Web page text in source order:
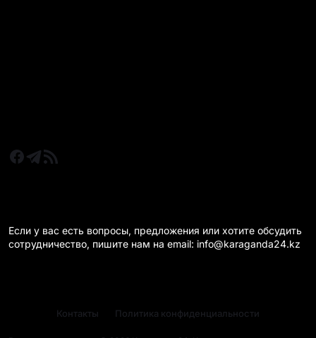
Если у вас есть вопросы, предложения или хотите обсудить
сотрудничество, пишите нам на email: info@karaganda24.kz
Контакты Политика конфиденциальности